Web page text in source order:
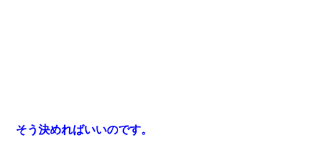
そう決めればいいのです。